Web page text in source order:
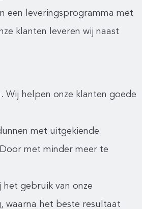
een leveringsprogramma met
klanten leveren wij naast
Wij helpen onze klanten goede
met uitgekiende
met minder meer te
het gebruik van onze
waarna het beste resultaat